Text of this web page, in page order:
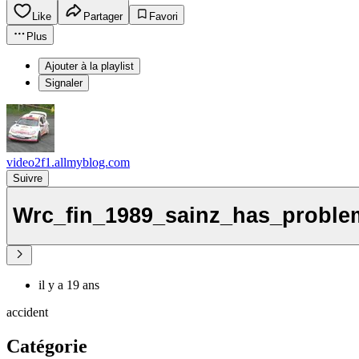
Like Partager
Favori
Plus
Ajouter à la playlist
Signaler
video2f1.allmyblog.com
Suivre
il y a 19 ans
accident
Catégorie